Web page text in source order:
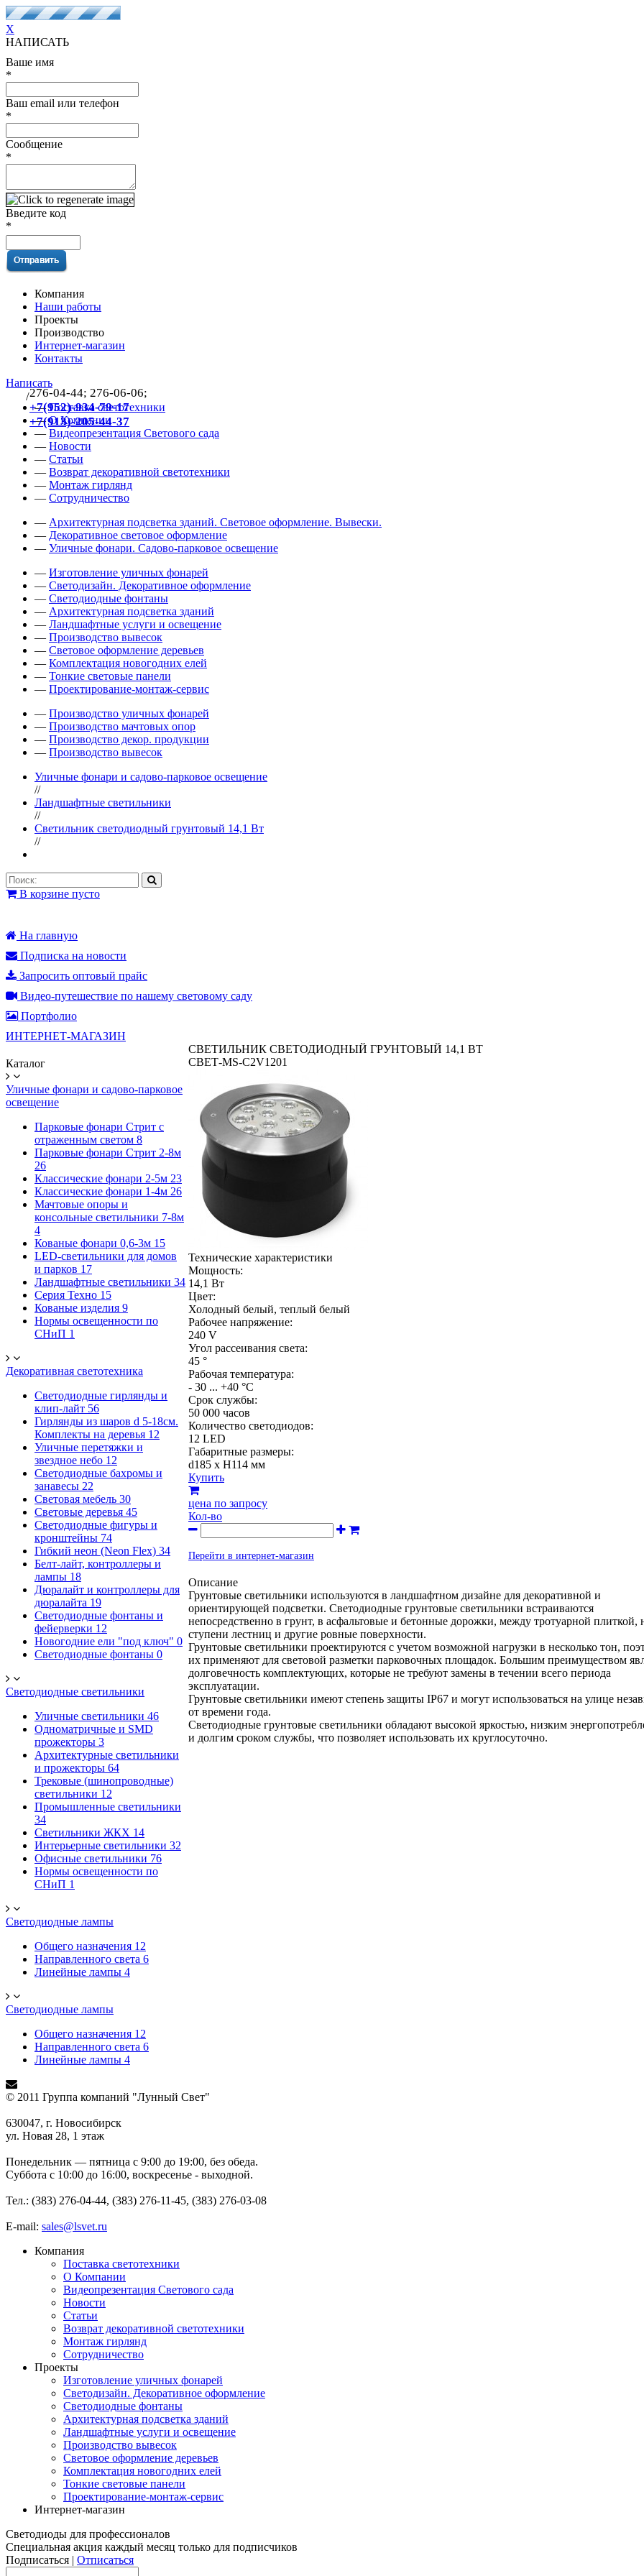
X
НАПИСАТЬ
Ваше имя
*
Ваш email или телефон
*
Сообщение
*
Введите код
*
Компания
Наши работы
Проекты
Производство
Интернет-магазин
Контакты
Написать
/276-04-44; 276-06-06;
+7(952)-934-79-17
+7(913)-205-44-37
—Поставка светотехники
—О Компании
— Видеопрезентация Светового сада
— Новости
— Статьи
— Возврат декоративной светотехники
— Монтаж гирлянд
— Сотрудничество
— Архитектурная подсветка зданий. Световое оформление. Вывески.
— Декоративное световое оформление
— Уличные фонари. Садово-парковое освещение
— Изготовление уличных фонарей
— Светодизайн. Декоративное оформление
— Светодиодные фонтаны
— Архитектурная подсветка зданий
— Ландшафтные услуги и освещение
— Производство вывесок
— Световое оформление деревьев
— Комплектация новогодних елей
— Тонкие световые панели
— Проектирование-монтаж-сервис
— Производство уличных фонарей
— Производство мачтовых опор
— Производство декор. продукции
— Производство вывесок
Уличные фонари и садово-парковое освещение
//
Ландшафтные светильники
//
Светильник светодиодный грунтовый 14,1 Вт
//
В корзине пусто
На главную
Подписка на новости
Запросить оптовый прайс
Видео-путешествие по нашему световому саду
Портфолио
ИНТЕРНЕТ-МАГАЗИН
Каталог
Уличные фонари и садово-парковое
освещение
Парковые фонари Стрит с
отраженным светом 8
Парковые фонари Стрит 2-8м
26
Классические фонари 2-5м 23
Классические фонари 1-4м 26
Мачтовые опоры и
консольные светильники 7-8м
4
Кованые фонари 0,6-3м 15
LED-светильники для домов
и парков 17
Ландшафтные светильники 34
Серия Техно 15
Кованые изделия 9
Нормы освещенности по
СНиП 1
Декоративная светотехника
Светодиодные гирлянды и
клип-лайт 56
Гирлянды из шаров d 5-18cм.
Комплекты на деревья 12
Уличные перетяжки и
звездное небо 12
Светодиодные бахромы и
занавесы 22
Световая мебель 30
Световые деревья 45
Светодиодные фигуры и
кронштейны 74
Гибкий неон (Neon Flex) 34
Белт-лайт, контроллеры и
лампы 18
Дюралайт и контроллеры для
дюралайта 19
Светодиодные фонтаны и
фейерверки 12
Новогодние ели "под ключ" 0
Светодиодные фонтаны 0
Светодиодные светильники
Уличные светильники 46
Одноматричные и SMD
прожекторы 3
Архитектурные светильники
и прожекторы 64
Трековые (шинопроводные)
светильники 12
Промышленные светильники
34
Светильники ЖКХ 14
Интерьерные светильники 32
Офисные светильники 76
Нормы освещенности по
СНиП 1
Светодиодные лампы
Общего назначения 12
Направленного света 6
Линейные лампы 4
Светодиодные лампы
Общего назначения 12
Направленного света 6
Линейные лампы 4
СВЕТИЛЬНИК СВЕТОДИОДНЫЙ ГРУНТОВЫЙ 14,1 ВТ
СВЕТ-MS-C2V1201
Технические характеристики
Мощность:
14,1 Вт
Цвет:
Холодный белый, теплый белый
Рабочее напряжение:
240 V
Угол рассеивания света:
45 °
Рабочая температура:
- 30 ... +40 °C
Срок службы:
50 000 часов
Количество светодиодов:
12 LED
Габаритные размеры:
d185 x H114 мм
Купить
цена по запросу
Кол-во
Перейти в интернет-магазин
Описание
Грунтовые светильники используются в ландшафтном дизайне для декоративной и
ориентирующей подсветки. Светодиодные грунтовые светильники встраиваются
непосредственно в грунт, в асфальтовые и бетонные дорожки, между тротуарной плиткой,
ступени лестниц и другие ровные поверхности.
Грунтовые светильники проектируются с учетом возможной нагрузки в несколько тон,
их применяют для световой разметки парковочных площадок. Большим преимуществом
долговечность комплектующих, которые не требуют замены в течении всего периода
эксплуатации.
Грунтовые светильники имеют степень защиты IP67 и могут использоваться на улице
от времени года.
Светодиодные грунтовые светильники обладают высокой яркостью, низким
и долгим сроком службы, что позволяет использовать их круглосуточно.
© 2011 Группа компаний "Лунный Свет"
630047, г. Новосибирск
ул. Новая 28, 1 этаж
Понедельник — пятница с 9:00 до 19:00, без обеда.
Суббота с 10:00 до 16:00, воскресенье - выходной.
Тел.: (383) 276-04-44, (383) 276-11-45, (383) 276-03-08
E-mail: sales@lsvet.ru
Компания
Поставка светотехники
О Компании
Видеопрезентация Светового сада
Новости
Статьи
Возврат декоративной светотехники
Монтаж гирлянд
Сотрудничество
Проекты
Изготовление уличных фонарей
Светодизайн. Декоративное оформление
Светодиодные фонтаны
Архитектурная подсветка зданий
Ландшафтные услуги и освещение
Производство вывесок
Световое оформление деревьев
Комплектация новогодних елей
Тонкие световые панели
Проектирование-монтаж-сервис
Интернет-магазин
Светодиоды для профессионалов
Специальная акция каждый месяц только для подписчиков
Подписаться | Отписаться